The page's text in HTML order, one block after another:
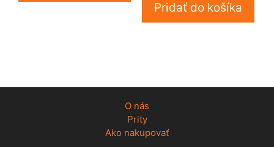
Pridať do košíka
O nás
Prity
Ako nakupovať